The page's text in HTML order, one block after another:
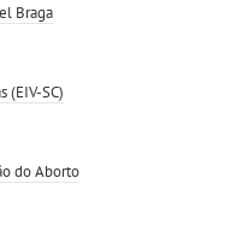
Braga
(EIV-SC)
do Aborto